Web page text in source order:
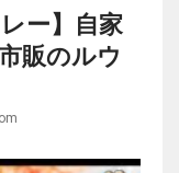
ー】自家
販のルウ